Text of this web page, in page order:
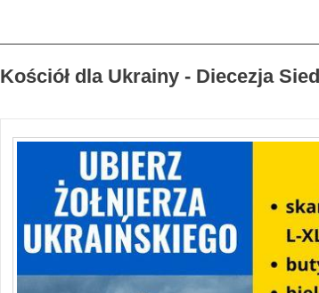
Kościół dla Ukrainy - Diecezja